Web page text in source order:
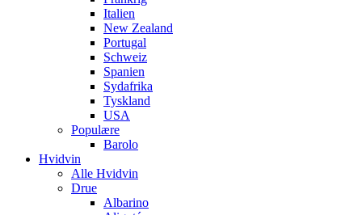
Italien
New Zealand
Portugal
Schweiz
Spanien
Sydafrika
Tyskland
USA
Populære
Barolo
Hvidvin
Alle Hvidvin
Drue
Albarino